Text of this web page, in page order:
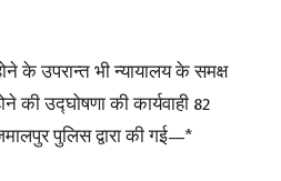
के उपरान्त भी न्यायालय के समक्ष
की उद्घोषणा की कार्यवाही 82
पुलिस द्वारा की गई—*